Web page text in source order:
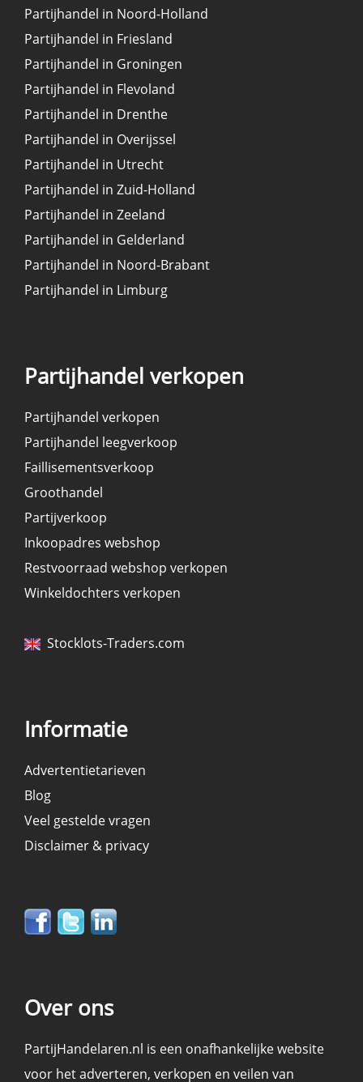
Partijhandel in Noord-Holland
Partijhandel in Friesland
Partijhandel in Groningen
Partijhandel in Flevoland
Partijhandel in Drenthe
Partijhandel in Overijssel
Partijhandel in Utrecht
Partijhandel in Zuid-Holland
Partijhandel in Zeeland
Partijhandel in Gelderland
Partijhandel in Noord-Brabant
Partijhandel in Limburg
Partijhandel verkopen
Partijhandel verkopen
Partijhandel leegverkoop
Faillisementsverkoop
Groothandel
Partijverkoop
Inkoopadres webshop
Restvoorraad webshop verkopen
Winkeldochters verkopen
Stocklots-Traders.com
Informatie
Advertentietarieven
Blog
Veel gestelde vragen
Disclaimer & privacy
Over ons
PartijHandelaren.nl is een onafhankelijke website
voor het adverteren, verkopen en veilen van